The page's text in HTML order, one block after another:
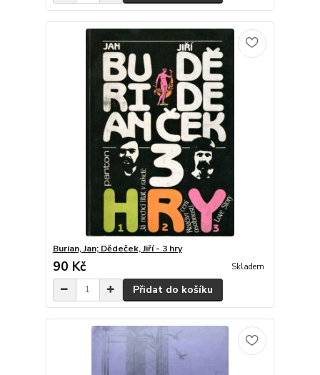
Burian, Jan; Dědeček, Jiří - 3 hry
90 Kč Skladem
Přidat do košíku